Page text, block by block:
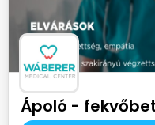
Ápoló -